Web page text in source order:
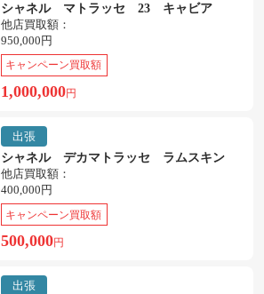
シャネル マトラッセ 23 キャビア
他店買取額：
950,000円
キャンペーン買取額
1,000,000円
出張
シャネル デカマトラッセ ラムスキン
他店買取額：
400,000円
キャンペーン買取額
500,000円
出張